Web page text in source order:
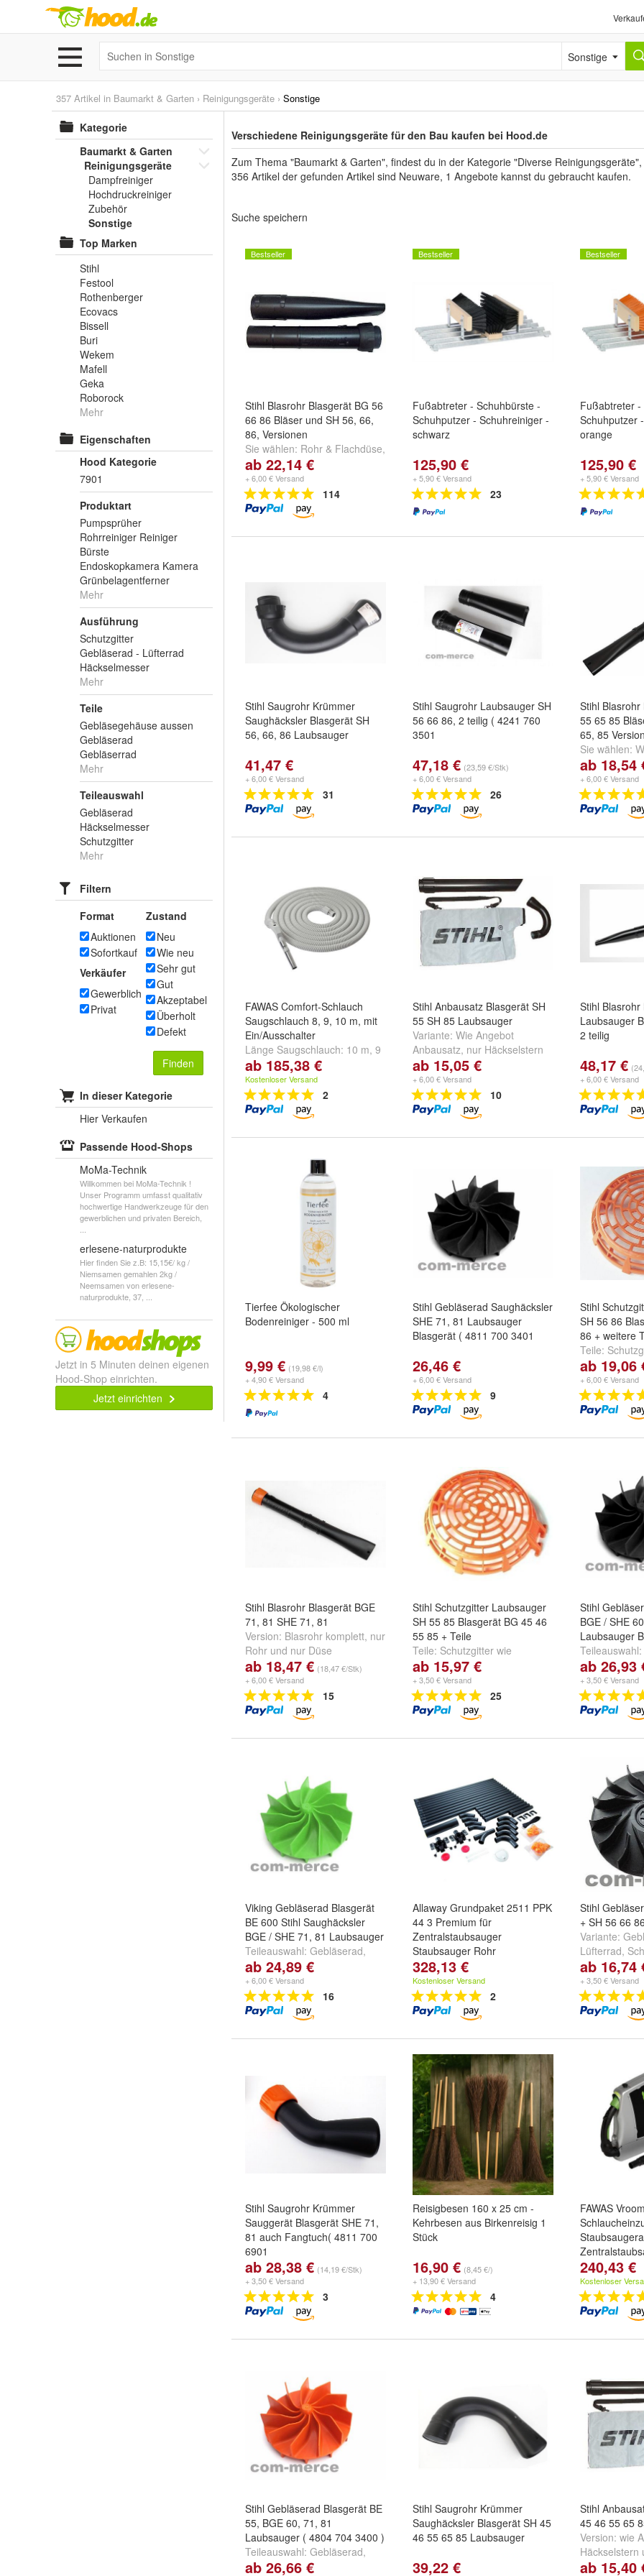
Sonstige
357 Artikel in Baumarkt & Garten › Reinigungsgeräte › Sonstige
Kategorie
Baumarkt & Garten
Reinigungsgeräte
Dampfreiniger
Hochdruckreiniger
Zubehör
Sonstige
Top Marken
Stihl
Festool
Rothenberger
Ecovacs
Bissell
Buri
Wekem
Mafell
Geka
Roborock
Mehr
Eigenschaften
Hood Kategorie
7901
Produktart
Pumpsprüher
Rohrreiniger Reiniger
Bürste
Endoskopkamera Kamera
Grünbelagentferner
Mehr
Ausführung
Schutzgitter
Gebläserad - Lüfterrad
Häckselmesser
Mehr
Teile
Gebläsegehäuse aussen
Gebläserad
Gebläserrad
Mehr
Teileauswahl
Gebläserad
Häckselmesser
Schutzgitter
Mehr
Filtern
Format
Auktionen
Sofortkauf
Verkäufer
Gewerblich
Privat
Zustand
Neu
Wie neu
Sehr gut
Gut
Akzeptabel
Überholt
Defekt
Finden
In dieser Kategorie
Hier Verkaufen
Passende Hood-Shops
MoMa-Technik
Willkommen bei MoMa-Technik !
Unser Programm umfasst qualitativ
hochwertige Handwerkzeuge für den
gewerblichen und privaten Bereich,
erlesene-naturprodukte
Hier finden Sie z.B: 15,15€/ kg /
Niemsamen gemahlen 2kg /
Neemsamen von erlesene-
naturprodukte, 37, ...
Jetzt in 5 Minuten deinen eigenen
Hood-Shop einrichten.
Jetzt einrichten
Verschiedene Reinigungsgeräte für den Bau kaufen bei Hood.de
Zum Thema "Baumarkt & Garten", findest du in der Kategorie "Diverse
356 Artikel der gefunden Artikel sind Neuware, 1 Angebote kannst du gebraucht kaufen.
Suche speichern
Bestseller
Stihl Blasrohr Blasgerät BG 56
66 86 Bläser und SH 56, 66,
86, Versionen
Sie wählen: Rohr & Flachdüse,
nur Rohr ,nur Flachdüse
weitere ...
ab 22,14 €
+ 6,00 € Versand
114
Bestseller
Fußabtreter - Schuhbürste -
Schuhputzer - Schuhreiniger -
schwarz
125,90 €
+ 5,90 € Versand
23
Bestseller
Fußabtreter -
Schuhputzer
orange
125,90 €
+ 5,90 € Versand
Stihl Saugrohr Krümmer
Saughäcksler Blasgerät SH
56, 66, 86 Laubsauger
41,47 €
+ 6,00 € Versand
31
Stihl Saugrohr Laubsauger SH
56 66 86, 2 teilig ( 4241 760
3501
47,18 € (23,59 €/Stk)
+ 6,00 € Versand
26
Stihl Blasrohr
55 65 85
65, 85
Sie wählen:
Rohr ,nur
weitere ...
ab 18,54
+ 6,00 € Versand
FAWAS Comfort-Schlauch
Saugschlauch 8, 9, 10 m, mit
Ein/Ausschalter
Länge Saugschlauch: 10 m, 9
mund8 m
ab 185,38 €
Kostenloser Versand
2
Stihl Anbausatz Blasgerät SH
55 SH 85 Laubsauger
Variante: Wie Angebot
Anbausatz, nur Häckselstern
und Anbausatz + Häckselstern
ab 15,05 €
+ 6,00 € Versand
10
Stihl
Laubsauger
2 teilig
48,17 €
+ 6,00 € Versand
Tierfee Ökologischer
Bodenreiniger - 500 ml
9,99 € (19,98 €/l)
+ 4,90 € Versand
4
Stihl Gebläserad Saughäcksler
SHE 71, 81 Laubsauger
Blasgerät ( 4811 700 3401
26,46 €
+ 6,00 € Versand
9
Stihl
SH 56 86
86 + weitere
Teile:
Angebot ,
Schenkelfeder
undweitere ...
ab 19,06
+ 6,00 € Versand
Stihl Blasrohr Blasgerät BGE
71, 81 SHE 71, 81
Version: Blasrohr komplett, nur
Rohr und nur Düse
ab 18,47 € (18,47 €/Stk)
+ 6,00 € Versand
15
Stihl Schutzgitter Laubsauger
SH 55 85 Blasgerät BG 45 46
55 85 + Teile
Teile: Schutzgitter wie
Angebot ,Schutzgitter +
Schenkelfeder
undweitere ...
ab 15,97 €
+ 3,50 € Versand
25
Stihl
BGE / SHE
Laubsauger
Teileauswahl:
Schutzgitter
ab 26,93
+ 3,50 € Versand
Viking Gebläserad Blasgerät
BE 600 Stihl Saughäcksler
BGE / SHE 71, 81 Laubsauger
Teileauswahl: Gebläserad,
Schutzgitter BE 600
Schutzgitter BGE, SHE 71, 81
ab 24,89 €
+ 6,00 € Versand
16
Allaway Grundpaket 2511 PPK
44 3 Premium für
Zentralstaubsauger
Staubsauger Rohr
328,13 €
Kostenloser Versand
2
Stihl
+ SH 56 66
Variante:
Lüfterrad,
ab 16,74
+ 3,50 € Versand
Stihl Saugrohr Krümmer
Sauggerät Blasgerät SHE 71,
81 auch Fangtuch( 4811 700
6901
Version: Rohr / Krümmerund
Rohr & Fangsack
ab 28,38 € (14,19 €/Stk)
+ 3,50 € Versand
3
Reisigbesen 160 x 25 cm -
Kehrbesen aus Birkenreisig 1
Stück
16,90 € (8,45 €/)
+ 13,90 € Versand
4
FAWAS
240,43 €
Kostenloser
Stihl Gebläserad Blasgerät BE
55, BGE 60, 71, 81
Laubsauger ( 4804 704 3400 )
Teileauswahl: Gebläserad,
Schutzgitter BE 55 BGE 60
ab 26,66 €
Stihl Saugrohr Krümmer
Saughäcksler Blasgerät SH 45
46 55 65 85 Laubsauger
39,22 €
Stihl
45 46 55 65
Version: wie
Häckselstern
+
ab 15,40